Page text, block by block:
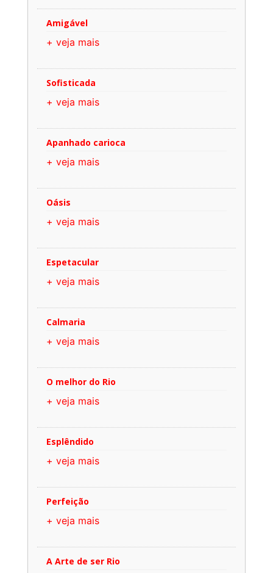
Amigável
+ veja mais
Sofisticada
+ veja mais
Apanhado carioca
+ veja mais
Oásis
+ veja mais
Espetacular
+ veja mais
Calmaria
+ veja mais
O melhor do Rio
+ veja mais
Esplêndido
+ veja mais
Perfeição
+ veja mais
A Arte de ser Rio